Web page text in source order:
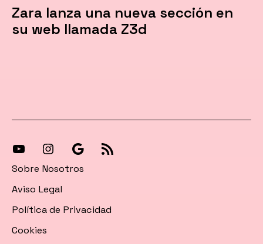
Zara lanza una nueva sección en
su web llamada Z3d
[27-
icon
icon=»fa
fa-
instagram»]
[27-
icon
icon=»fa
fa-
Síguenos
News
Sobre Nosotros
Aviso Legal
Política de Privacidad
Cookies